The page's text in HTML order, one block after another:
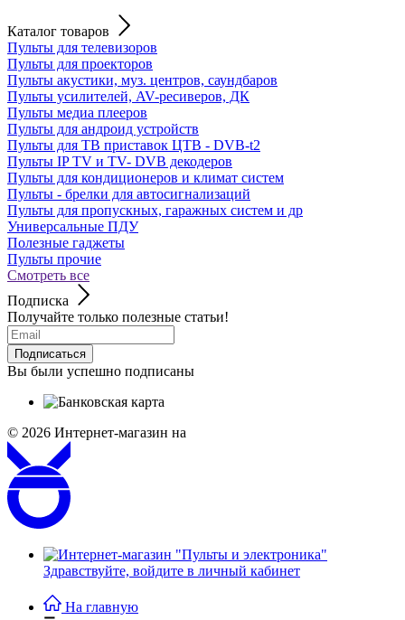
Каталог товаров
Пульты для телевизоров
Пульты для проекторов
Пульты акустики, муз. центров, саундбаров
Пульты усилителей, AV-ресиверов, ДК
Пульты медиа плееров
Пульты для андроид устройств
Пульты для ТВ приставок ЦТВ - DVB-t2
Пульты IP TV и TV- DVB декодеров
Пульты для кондиционеров и климат систем
Пульты - брелки для автосигнализаций
Пульты для пропускных, гаражных систем и др
Универсальные ПДУ
Полезные гаджеты
Пульты прочие
Смотреть все
Подписка
Получайте только полезные статьи!
Подписаться
Вы были успешно подписаны
© 2026 Интернет-магазин на
Здравствуйте, войдите в личный кабинет
На главную